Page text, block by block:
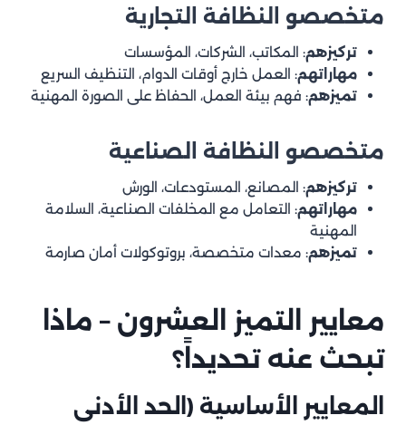
4.2 تحليل المخاطر
4.3 التوافق مع احتياجاتك الخاصة
5.1 الإشارات الحمراء (تحذير!)
5.2 الإشارات الخضراء (مطمئن)
من عميل إلى شريك – بناء علاقة مستدامة
6.1 المرحلة الأولى: الثقة المبنية على الاختبار
6.3 المرحلة الثالثة: العلاقة الاستراتيجية
الأفضل نسبي، والأمثل شخصياً
الأسئلة الشائعة عن اختيار شركة التنظيف
متخصصو النظافة التجارية
تركيزهم: المكاتب، الشركات، المؤسسات
مهاراتهم: العمل خارج أوقات الدوام، التنظيف السريع
تميزهم: فهم بيئة العمل، الحفاظ على الصورة المهنية
متخصصو النظافة الصناعية
تركيزهم: المصانع، المستودعات، الورش
مهاراتهم: التعامل مع المخلفات الصناعية، السلامة
المهنية
تميزهم: معدات متخصصة، بروتوكولات أمان صارمة
معايير التميز العشرون – ماذا
تبحث عنه تحديداً؟
المعايير الأساسية (الحد الأدنى